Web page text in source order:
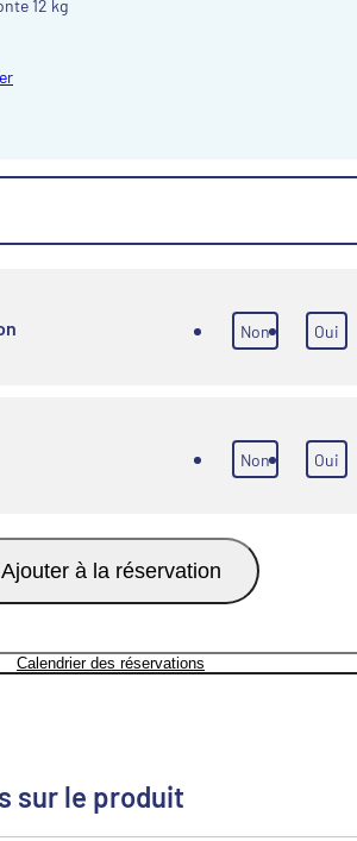
12 kg
Non Oui
Non Oui
Ajouter à la réservation
Calendrier des réservations
sur le produit